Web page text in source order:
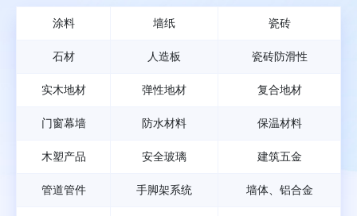
涂料 墙纸 瓷砖
石材 人造板 瓷砖防滑性
实木地材 弹性地材 复合地材
门窗幕墙 防水材料 保温材料
木塑产品 安全玻璃 建筑五金
管道管件 手脚架系统 墙体、铝合金